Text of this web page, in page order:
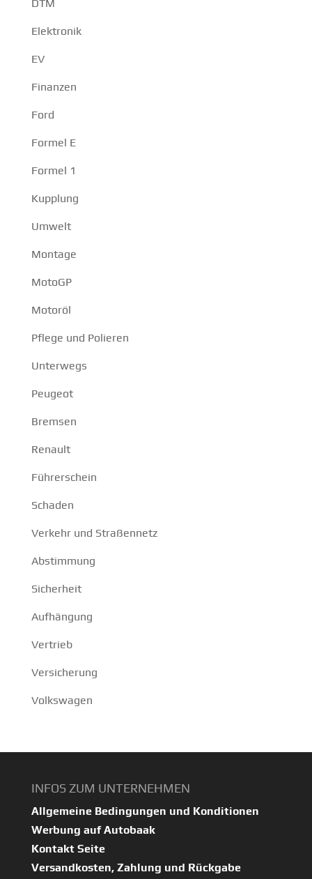
DTM
Elektronik
EV
Finanzen
Ford
Formel E
Formel 1
Kupplung
Umwelt
Montage
MotoGP
Motoröl
Pflege und Polieren
Unterwegs
Peugeot
Bremsen
Renault
Führerschein
Schaden
Verkehr und Straßennetz
Abstimmung
Sicherheit
Aufhängung
Vertrieb
Versicherung
Volkswagen
INFOS ZUM UNTERNEHMEN
Allgemeine Bedingungen und Konditionen
Werbung auf Autobaak
Kontakt Seite
Versandkosten, Zahlung und Rückgabe